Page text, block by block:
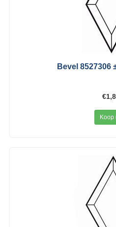
Bevel 8527306
Koop